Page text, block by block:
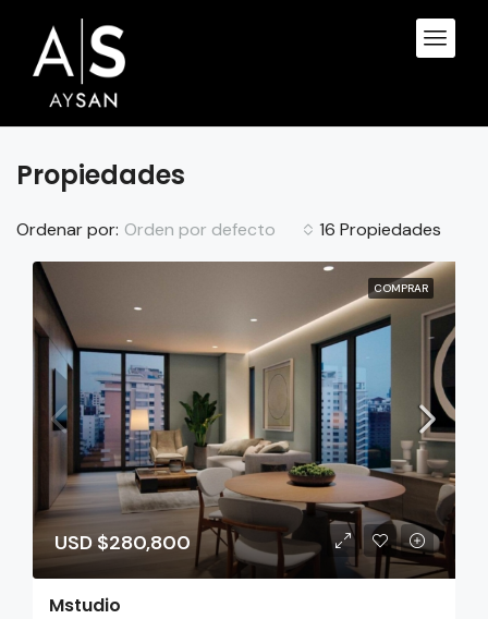
Propiedades
16 Propiedades
Ordenar por: Orden por defecto
COMPRAR
USD $280,800
Mstudio